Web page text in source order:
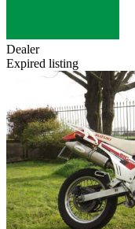
Dealer
Expired listing